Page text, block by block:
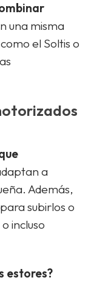
una misma
el Soltis o
a
Además,
subirlos o
incluso
estores?